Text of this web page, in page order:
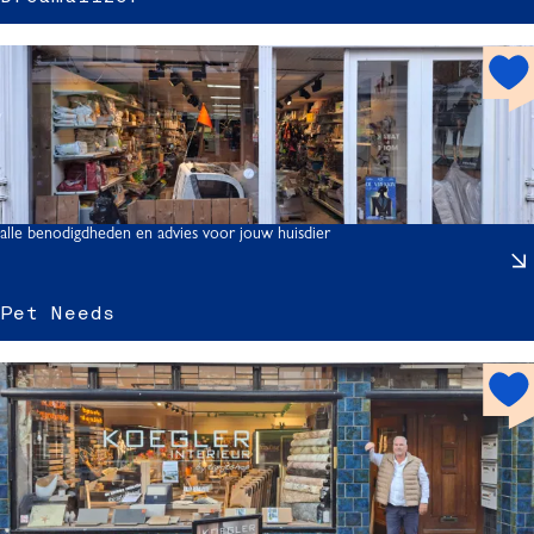
a
a
z
Pet Needs
t
s
h
t
alle benodigdheden en advies voor jouw huisdier
h
o
t
s
p
o